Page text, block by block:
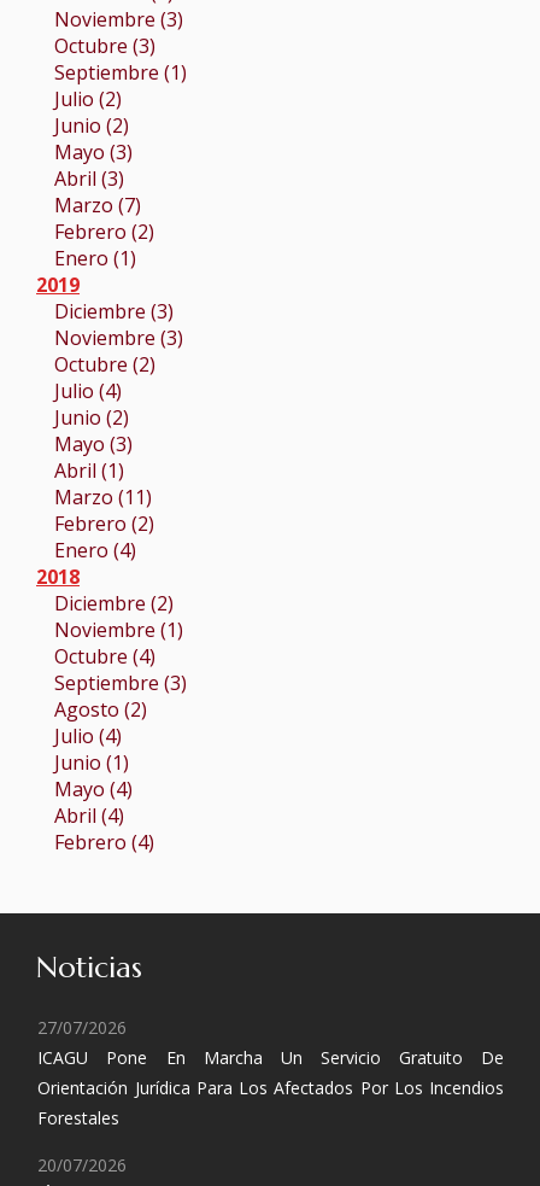
Noviembre (3)
Octubre (3)
Septiembre (1)
Julio (2)
Junio (2)
Mayo (3)
Abril (3)
Marzo (7)
Febrero (2)
Enero (1)
2019
Diciembre (3)
Noviembre (3)
Octubre (2)
Julio (4)
Junio (2)
Mayo (3)
Abril (1)
Marzo (11)
Febrero (2)
Enero (4)
2018
Diciembre (2)
Noviembre (1)
Octubre (4)
Septiembre (3)
Agosto (2)
Julio (4)
Junio (1)
Mayo (4)
Abril (4)
Febrero (4)
Noticias
27/07/2026
ICAGU Pone En Marcha Un Servicio Gratuito De
Orientación Jurídica Para Los Afectados Por Los Incendios
Forestales
20/07/2026